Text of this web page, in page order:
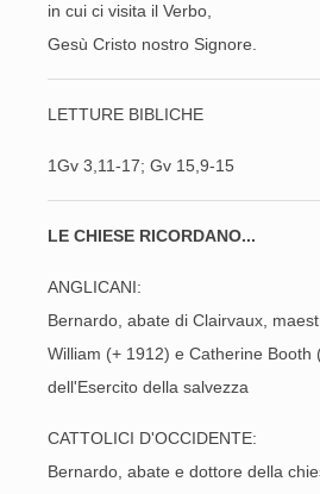
in cui ci visita il Verbo,
Gesù Cristo nostro Signore.
LETTURE BIBLICHE
1Gv 3,11-17; Gv 15,9-15
LE CHIESE RICORDANO...
ANGLICANI:
Bernardo, abate di Clairvaux,
William (+ 1912) e Catherine Booth
dell'Esercito della salvezza
CATTOLICI D'OCCIDENTE:
Bernardo, abate e dottore della